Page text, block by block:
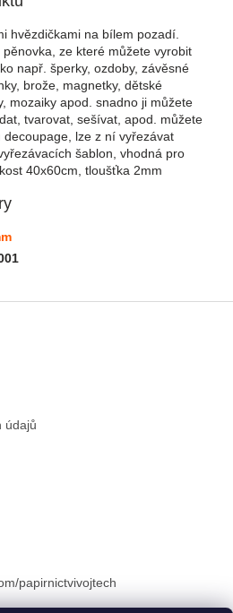
hvězdičkami na bílem pozadí.
ze které můžete vyrobit
např. šperky, ozdoby, závěsné
brože, magnetky, dětské
mozaiky apod. snadno ji můžete
tvarovat, sešívat, apod. můžete
lze z ní vyřezávat
šablon, vhodná pro
40x60cm, tloušťka 2mm
údajů
papirnictvivojtech